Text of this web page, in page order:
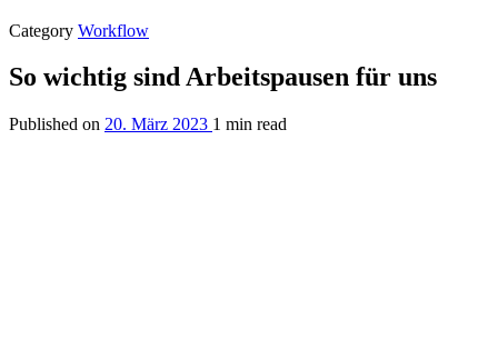
Category Workflow
So wichtig sind Arbeitspausen für uns
Published on 20. März 2023 1 min read